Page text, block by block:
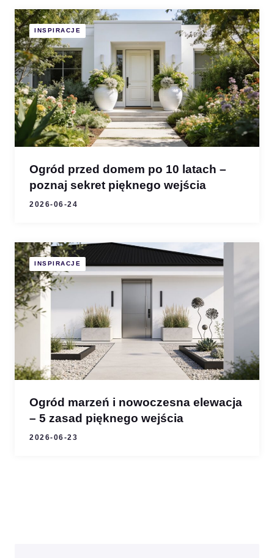
INSPIRACJE
Ogród przed domem po 10 latach –
poznaj sekret pięknego wejścia
2026-06-24
INSPIRACJE
Ogród marzeń i nowoczesna elewacja
– 5 zasad pięknego wejścia
2026-06-23